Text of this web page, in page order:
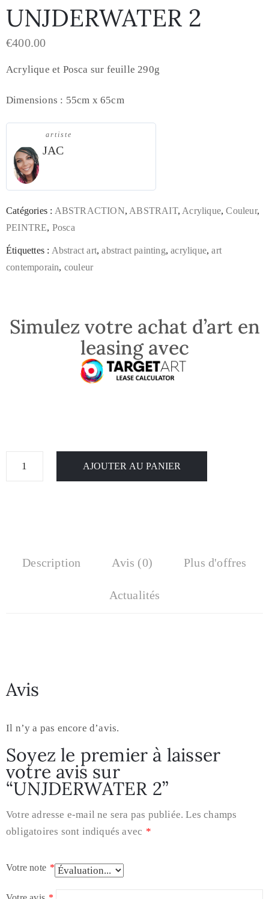
UNJDERWATER 2
€400.00
Acrylique et Posca sur feuille 290g
Dimensions : 55cm x 65cm
artiste
JAC
Catégories : ABSTRACTION, ABSTRAIT, Acrylique,Couleur,
PEINTRE, Posca
Étiquettes : Abstract art,abstract painting,acrylique,art
contemporain, couleur
Simulez votre achat d’art en
leasing avec
AJOUTER AU PANIER
Description Avis (0) Plus d'offres
Actualités
Avis
Il n’y a pas encore d’avis.
Soyez le premier à laisser
votre avis sur
“UNJDERWATER 2”
Votre adresse e-mail ne sera pas publiée. Les champs
obligatoires sont indiqués avec *
Votre note *